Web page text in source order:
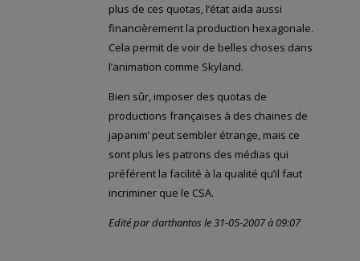
plus de ces quotas, l’état aida aussi
financièrement la production hexagonale.
Cela permit de voir de belles choses dans
l’animation comme Skyland.
Bien sûr, imposer des quotas de
productions françaises à des chaines de
japanim’ peut sembler étrange, mais ce
sont plus les patrons des médias qui
préférent la facilité à la qualité qu’il faut
incriminer que le CSA.
Edité par darthantos le 31-05-2007 à 09:07